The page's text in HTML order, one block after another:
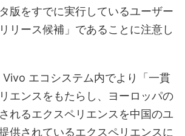
版をすでに実行しているユーザー
リース候補」であることに注意し
エコシステム内でより「一貫
エンスをもたらし、ヨーロッパの
れるエクスペリエンスを中国のユ
供されているエクスペリエンスに